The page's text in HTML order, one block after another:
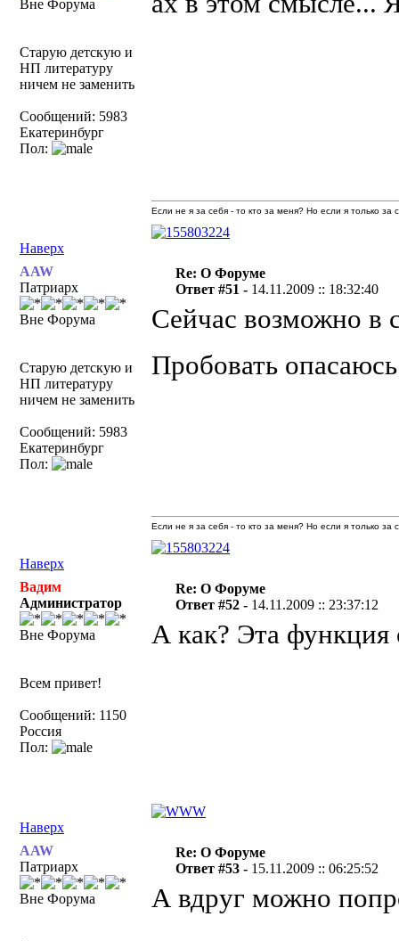
Вне Форума
Старую детскую и
НП литературу
ничем не заменить
Сообщений: 5983
Екатеринбург
Пол:
Наверх
Если не я за себя - то кто за меня? Но если я только
AAW
Патриарх
Вне Форума
Старую детскую и
НП литературу
ничем не заменить
Сообщений: 5983
Екатеринбург
Пол:
Re: О Форуме
Ответ #51 - 14.11.2009 :: 18:32:40
Сейчас возможно в
Пробовать
Наверх
Если не я за себя - то кто за меня? Но если я только
Вадим
Администратор
Вне Форума
Всем привет!
Сообщений: 1150
Россия
Пол:
Re: О Форуме
Ответ #52 - 14.11.2009 :: 23:37:12
А как? Эта функция
Наверх
AAW
Патриарх
Вне Форума
Re: О Форуме
Ответ #53 - 15.11.2009 :: 06:25:52
А вдруг можно